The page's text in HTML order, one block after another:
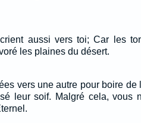
aussi vers toi; Car les
les plaines du désert.
vers une autre pour boire de
leur soif. Malgré cela, vous